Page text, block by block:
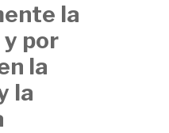
la
por
la
la